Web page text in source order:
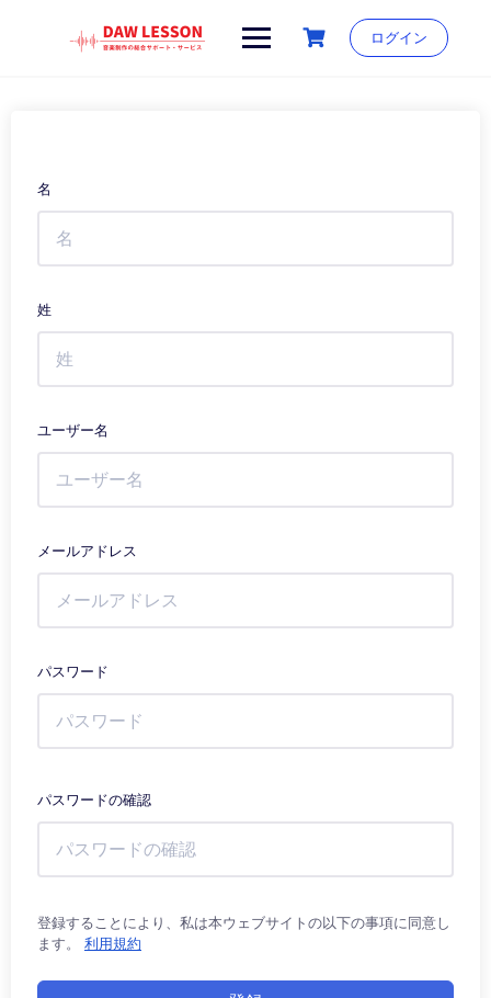
ログイン
名
姓
ユーザー名
メールアドレス
パスワード
パスワードの確認
登録することにより、私は本ウェブサイトの以下の事項に同意し
ます。 利用規約